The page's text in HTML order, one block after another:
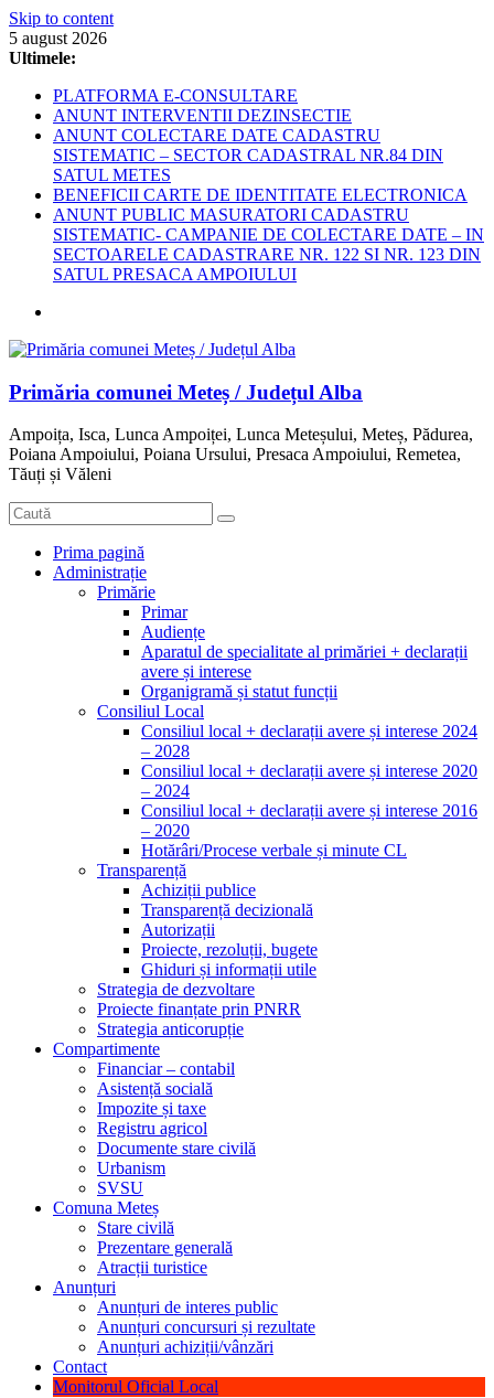
Skip to content
5 august 2026
Ultimele:
PLATFORMA E-CONSULTARE
ANUNT INTERVENTII DEZINSECTIE
ANUNT COLECTARE DATE CADASTRU
SISTEMATIC – SECTOR CADASTRAL NR.84 DIN
SATUL METES
BENEFICII CARTE DE IDENTITATE ELECTRONICA
ANUNT PUBLIC MASURATORI CADASTRU
SISTEMATIC- CAMPANIE DE COLECTARE DATE – IN
SECTOARELE CADASTRARE NR. 122 SI NR. 123 DIN
SATUL PRESACA AMPOIULUI
Primăria comunei Meteș / Județul Alba
Ampoița, Isca, Lunca Ampoiței, Lunca Meteșului, Meteș, Pădurea,
Poiana Ampoiului, Poiana Ursului, Presaca Ampoiului, Remetea,
Tăuți și Văleni
Prima pagină
Administrație
Primărie
Primar
Audiențe
Aparatul de specialitate al primăriei + declarații
avere și interese
Organigramă și statut funcții
Consiliul Local
Consiliul local + declarații avere și interese 2024
– 2028
Consiliul local + declarații avere și interese 2020
– 2024
Consiliul local + declarații avere și interese 2016
– 2020
Hotărâri/Procese verbale și minute CL
Transparență
Achiziții publice
Transparență decizională
Autorizații
Proiecte, rezoluții, bugete
Ghiduri și informații utile
Strategia de dezvoltare
Proiecte finanțate prin PNRR
Strategia anticorupție
Compartimente
Financiar – contabil
Asistență socială
Impozite și taxe
Registru agricol
Documente stare civilă
Urbanism
SVSU
Comuna Meteș
Stare civilă
Prezentare generală
Atracții turistice
Anunțuri
Anunțuri de interes public
Anunțuri concursuri și rezultate
Anunțuri achiziții/vânzări
Contact
Monitorul Oficial Local